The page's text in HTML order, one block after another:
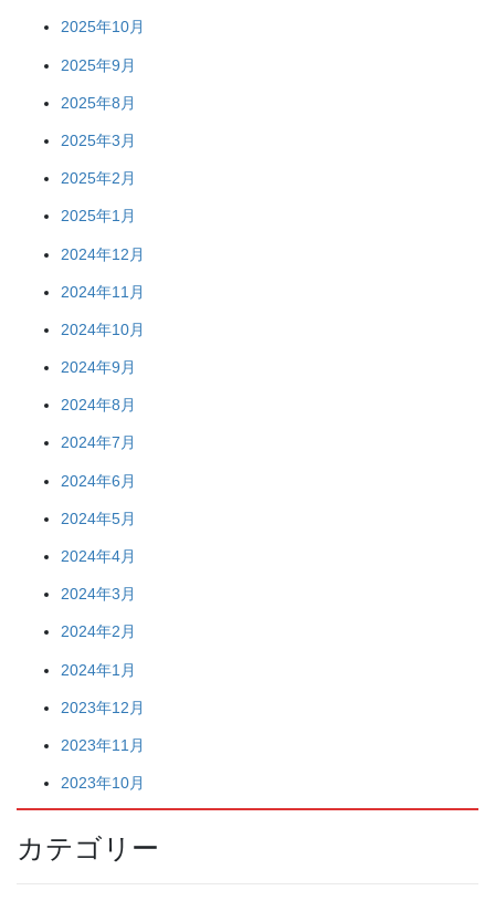
2025年10月
2025年9月
2025年8月
2025年3月
2025年2月
2025年1月
2024年12月
2024年11月
2024年10月
2024年9月
2024年8月
2024年7月
2024年6月
2024年5月
2024年4月
2024年3月
2024年2月
2024年1月
2023年12月
2023年11月
2023年10月
カテゴリー